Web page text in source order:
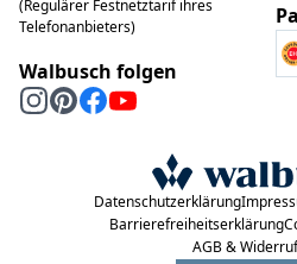
(Regulärer Festnetztarif ihres
Telefonanbieters)
Walbusch folgen
Datenschutzerklärung
Barrierefreiheitserklärung
AGB &